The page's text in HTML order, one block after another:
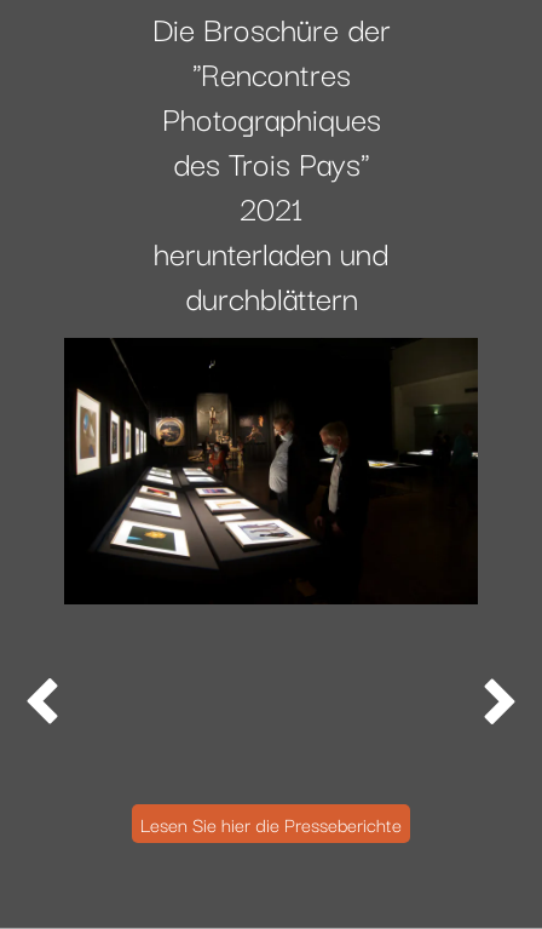
Die Broschüre der
"Rencontres
Photographiques
des Trois Pays"
2021
herunterladen und
durchblättern
 
Lesen Sie hier die Presseberichte